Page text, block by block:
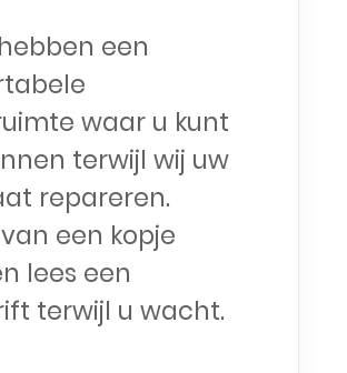
een
waar u kunt
terwijl wij uw
repareren.
een kopje
lees een
terwijl u wacht.